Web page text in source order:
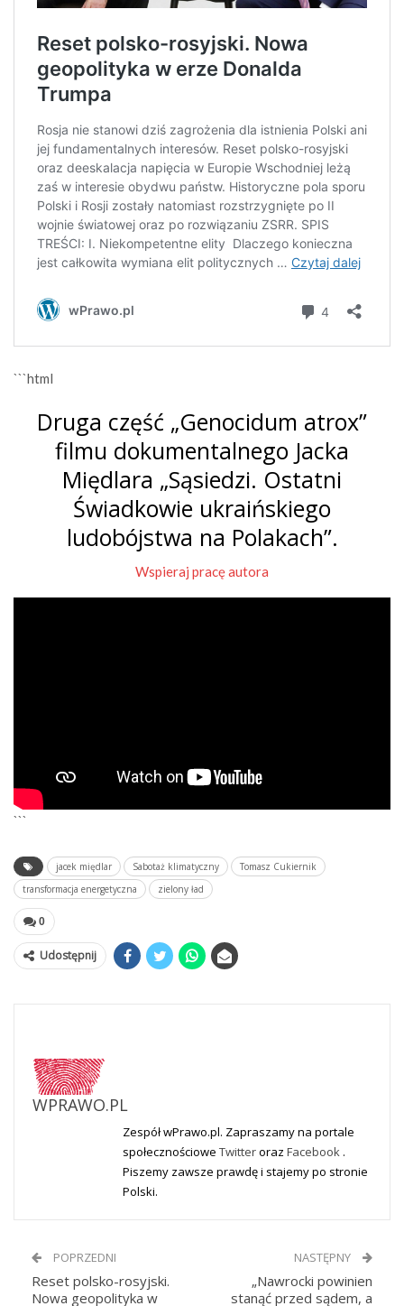
```html
Druga część „Genocidum atrox”
filmu dokumentalnego Jacka
Międlara „Sąsiedzi. Ostatni
Świadkowie ukraińskiego
ludobójstwa na Polakach”.
Wspieraj pracę autora
```
jacek międlar Sabotaż klimatyczny
Tomasz Cukiernik
transformacja energetyczna
zielony ład
0
Udostępnij
WPRAWO.PL
Zespół wPrawo.pl. Zapraszamy na portale
społecznościowe Twitteroraz Facebook .
Piszemy zawsze prawdę i stajemy po stronie
Polski.
POPRZEDNI
Reset polsko-rosyjski.
Nowa geopolityka w
NASTĘPNY
„Nawrocki powinien
stanąć przed sądem, a